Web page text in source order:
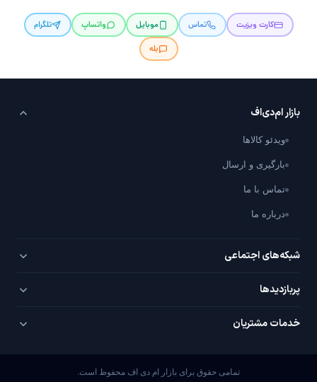
کارت ویزیت تماس موبایل واتساپ
تلگرام
بله
بازار ام‌دی‌اف
ویدئو کالاها
بارگیری و ارسال
تماس با ما
درباره ما
شبکه‌های اجتماعی
تلگرام
پربازدید‌ها
PVC سفید
خدمات مشتریان
پیشنهادات ویژهتمامی حقوق برای بازار ام دی اف محفوظ است.